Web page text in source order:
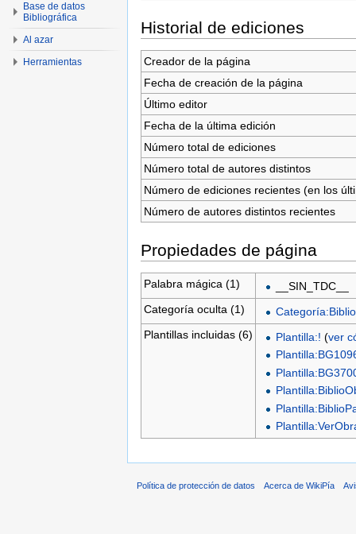
Historial de ediciones
Creador de la página
Fecha de creación de la página
Último editor
Fecha de la última edición
Número total de ediciones
Número total de autores distintos
Número de ediciones recientes (en los
Número de autores distintos recientes
Propiedades de página
Palabra mágica (1)
__SIN_TDC__
Categoría oculta (1)
Plantillas incluidas (6)
Plantilla:! (ver
Base de datos
Bibliográfica
Al azar
Herramientas
Política de protección de datos Acerca de WikiPía